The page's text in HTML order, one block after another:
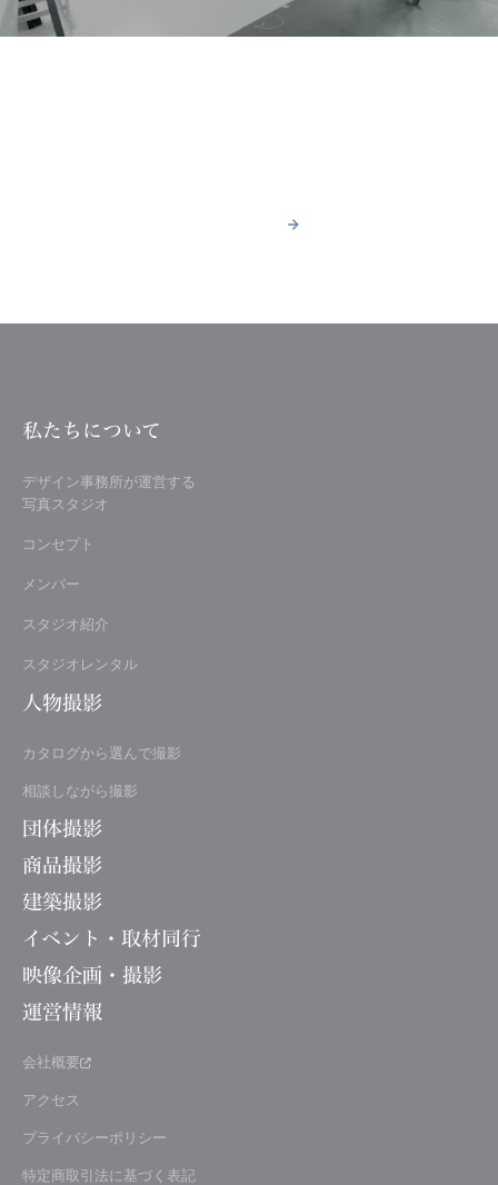
arrow_forward
arrow_forward
私たちについて
デザイン事務所が運営する
写真スタジオ
コンセプト
メンバー
スタジオ紹介
スタジオレンタル
人物撮影
カタログから選んで撮影
相談しながら撮影
団体撮影
商品撮影
建築撮影
イベント・取材同行
映像企画・撮影
運営情報
会社概要
アクセス
プライバシーポリシー
特定商取引法に基づく表記